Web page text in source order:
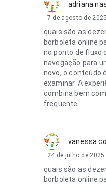
7 de agosto de 2025
quais são as
borboleta online
no ponto de fluxo
navegação para
novo; o conteúdo
examinar. A
combina bem
frequente.
24 de julho de 2025
quais são as
borboleta online